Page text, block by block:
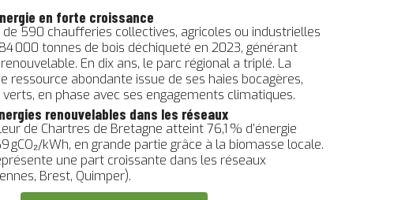
en forte croissance
de 590 chaufferies collectives, agricoles ou industrielles
000 tonnes de bois déchiqueté en 2023, générant
En dix ans, le parc régional a triplé. La
ressource abondante issue de ses haies bocagères,
en phase avec ses engagements climatiques.
renouvelables dans les réseaux
de Chartres de Bretagne atteint 76,1 % d’énergie
gCO₂/kWh, en grande partie grâce à la biomasse locale.
une part croissante dans les réseaux
Brest, Quimper).